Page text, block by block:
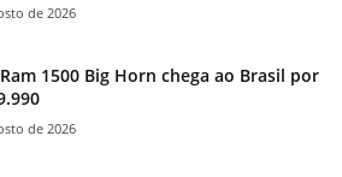
de 2026
1500 Big Horn chega ao Brasil por
de 2026